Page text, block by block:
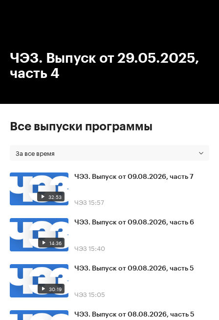
ЧЭЗ. Выпуск от 29.05.2025,
часть 4
Все выпуски программы
За все время
32:53
ЧЭЗ. Выпуск от 09.08.2026, часть 7
ЧЭЗ 15:57
14:36
ЧЭЗ. Выпуск от 09.08.2026, часть 6
ЧЭЗ 15:40
30:19
ЧЭЗ. Выпуск от 09.08.2026, часть 5
ЧЭЗ 15:05
ЧЭЗ. Выпуск от 08.08.2026, часть 5